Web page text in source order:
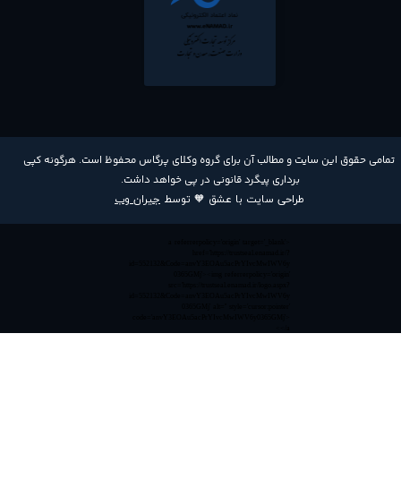
​تمامی حقوق این سایت و مطالب آن برای گروه وکلای پرگاس محفوظ است. هرگونه کپی
برداری پیگرد قانونی در پی خواهد داشت​​​​​​​.
طراحی سایت با عشق 🧡 توسط جیران وب